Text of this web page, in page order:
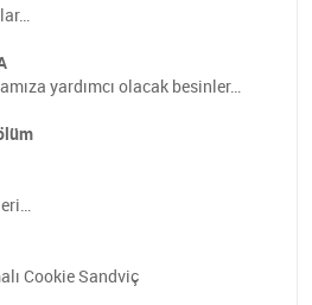
yardımcı olacak besinler…
Cookie Sandviç